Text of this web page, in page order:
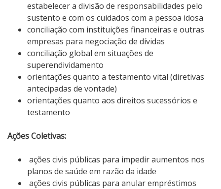
estabelecer a divisão de responsabilidades pelo
sustento e com os cuidados com a pessoa idosa
conciliação com instituições financeiras e outras
empresas para negociação de dívidas
conciliação global em situações de
superendividamento
orientações quanto a testamento vital (diretivas
antecipadas de vontade)
orientações quanto aos direitos sucessórios e
testamento
Ações Coletivas:
ações civis públicas para impedir aumentos nos
planos de saúde em razão da idade
ações civis públicas para anular empréstimos